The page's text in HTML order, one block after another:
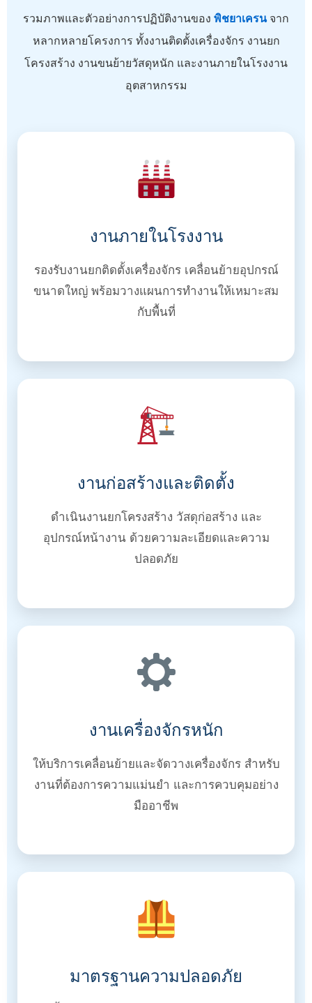
รวมภาพและตัวอย่างการปฏิบัติงานของ พิชยาเครนจาก
หลากหลายโครงการ ทั้งงานติดตั้งเครื่องจักร งานยก
โครงสร้าง งานขนย้ายวัสดุหนัก และงานภายในโรงงาน
อุตสาหกรรม
งานภายในโรงงาน
รองรับงานยกติดตั้งเครื่องจักร เคลื่อนย้ายอุปกรณ์
ขนาดใหญ่ พร้อมวางแผนการทำงานให้เหมาะสม
กับพื้นที่
งานก่อสร้างและติดตั้ง
ดำเนินงานยกโครงสร้าง วัสดุก่อสร้าง และ
อุปกรณ์หน้างาน ด้วยความละเอียดและความ
ปลอดภัย
งานเครื่องจักรหนัก
ให้บริการเคลื่อนย้ายและจัดวางเครื่องจักร สำหรับ
งานที่ต้องการความแม่นยำ และการควบคุมอย่าง
มืออาชีพ
มาตรฐานความปลอดภัย